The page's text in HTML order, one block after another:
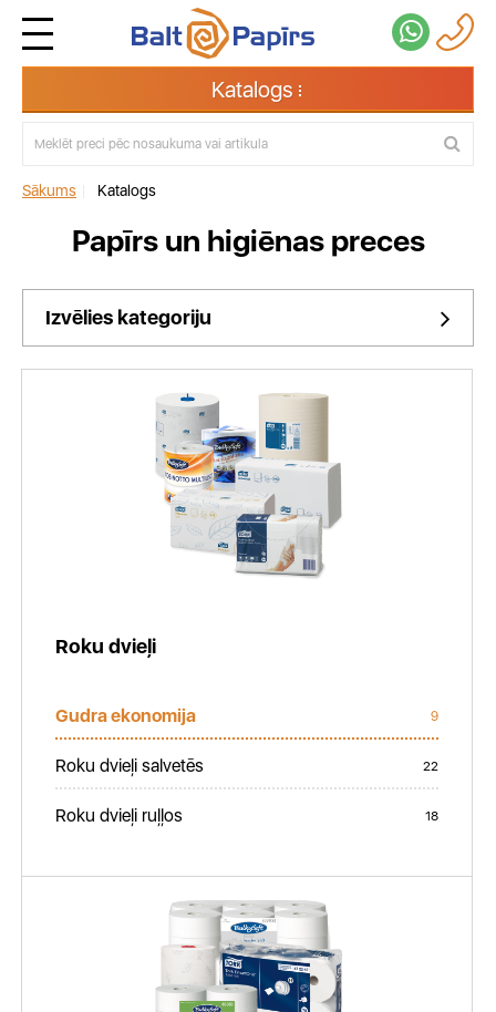
Katalogs
Sākums Katalogs
Papīrs un higiēnas preces
Izvēlies kategoriju
Roku dvieļi
Gudra ekonomija 9
Roku dvieļi salvetēs 22
Roku dvieļi ruļļos 18